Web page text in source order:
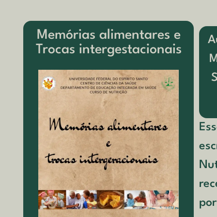
Memórias alimentares e
Trocas intergestacionais